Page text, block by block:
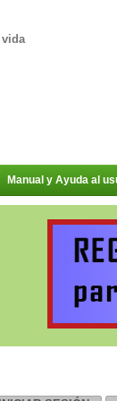
Manual y Ayuda al